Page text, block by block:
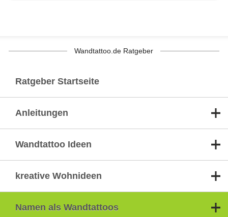
Wandtattoo.de Ratgeber
Ratgeber Startseite
Anleitungen
Wandtattoo Ideen
kreative Wohnideen
Namen als Wandtattoos